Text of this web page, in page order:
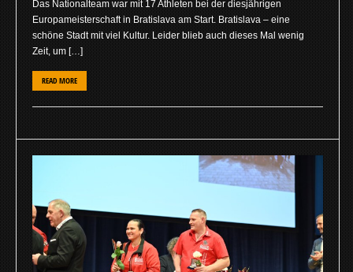
Das Nationalteam war mit 17 Athleten bei der diesjährigen
Europameisterschaft in Bratislava am Start. Bratislava – eine
schöne Stadt mit viel Kultur. Leider blieb auch dieses Mal wenig
Zeit, um […]
READ MORE